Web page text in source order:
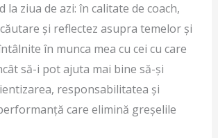
la ziua de azi: în calitate de coach,
și reflectez asupra temelor și
în munca mea cu cei cu care
să-i pot ajuta mai bine să-și
responsabilitatea și
care elimină greșelile